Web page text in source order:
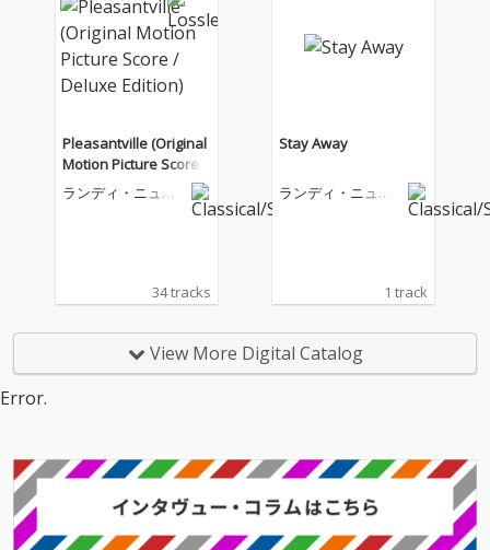
4回受賞しているアー
ティスト、テイラー・
ュースを手掛けた新曲
「I Knew It, I Knew Yo
ル人形のジェシーの
u」は、テイラー・ス
ー・ルーツへの回帰を
象徴する楽曲でもあ
タイルが見事に融合し
Pleasantville (Original
Motion Picture Score /
Deluxe Edition)
ランディ・ニュー
34 tracks
Stay Away
ランディ・ニュー
1 track
View More Digital Catalog
Error.